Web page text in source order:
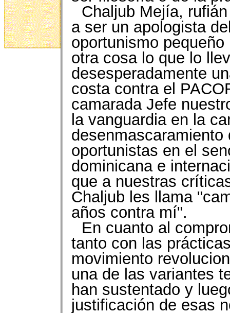
Chaljub Mejía,
a ser un apologista
oportunismo
otra cosa lo que lo
desesperadamente
costa contra el
camarada Jefe
la vanguardia en la
oportunistas en el
dominicana e
que a nuestras
Chaljub les llama
años contra mí".
En cuanto al
tanto con las
movimiento
una de las variantes
han sustentado y
justificación de esas